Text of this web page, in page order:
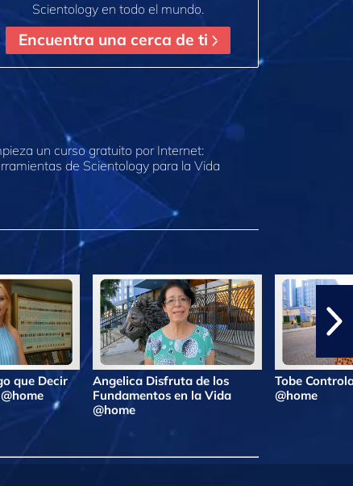
Scientology en todo el mundo.
Encuentra una cerca de ti
un curso gratuito por Internet:
de Scientology para la Vida
que Decir
Angelica Disfruta de los
Fundamentos en la Vida
@home
Tobe
@home